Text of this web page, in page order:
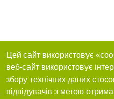
Цей сайт використовує
веб-сайт використовує
збору технічних даних
відвідувачів з метою